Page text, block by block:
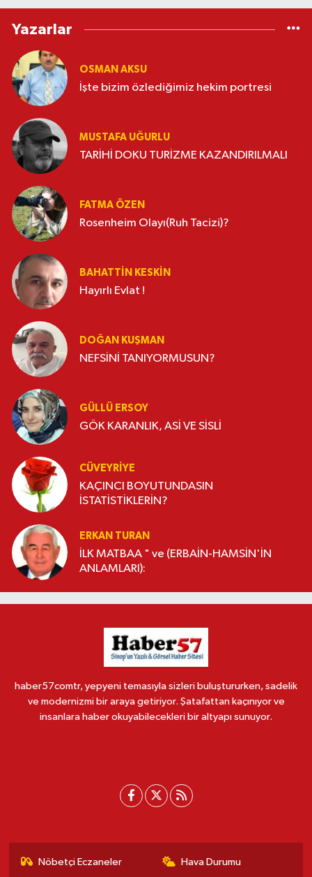
Yazarlar
OSMAN AKSU
İşte bizim özlediğimiz hekim portresi
MUSTAFA UĞURLU
TARİHİ DOKU TURİZME KAZANDIRILMALI
FATMA ÖZEN
Rosenheim Olayı(Ruh Tacizi)?
BAHATTIN KESKİN
Hayırlı Evlat !
DOĞAN KUŞMAN
NEFSİNİ TANIYORMUSUN?
GÜLLÜ ERSOY
GÖK KARANLIK, ASİ VE SİSLİ
CÜVEYRIYE
KAÇINCI BOYUTUNDASIN
İSTATİSTİKLERİN?
ERKAN TURAN
İLK MATBAA " ve (ERBAİN-HAMSİN'İN
ANLAMLARI):
haber57comtr, yepyeni temasıyla sizleri buluştururken, sadelik
ve modernizmi bir araya getiriyor. Şatafattan kaçınıyor ve
insanlara haber okuyabilecekleri bir altyapı sunuyor.
Nöbetçi Eczaneler Hava Durumu